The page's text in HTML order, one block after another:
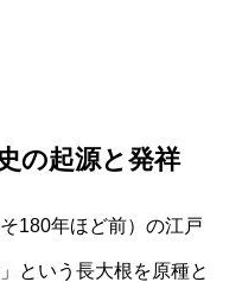
の起源と発祥
180年ほど前）の江戸
という長大根を原種と